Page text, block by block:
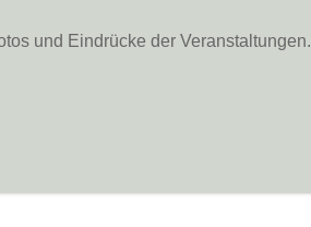
und Eindrücke der Veranstaltungen.